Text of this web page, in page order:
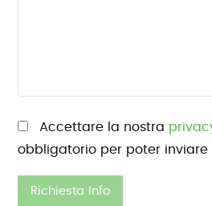
Si prega di lasciare vuoto
Accettare la nostra
obbligatorio per poter inviare